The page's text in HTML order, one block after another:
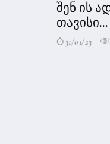
შენ ის
თავისი...
31/01/23